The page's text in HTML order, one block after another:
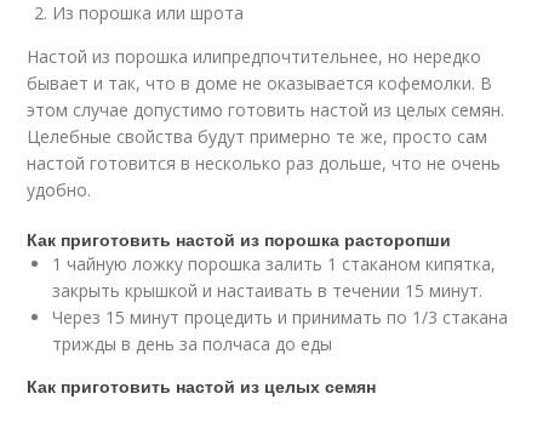
Из порошка или шрота
Настой из порошка илипредпочтительнее, но нередко
бывает и так, что в доме не оказывается кофемолки. В
этом случае допустимо готовить настой из целых семян.
Целебные свойства будут примерно те же, просто сам
настой готовится в несколько раз дольше, что не очень
удобно.
Как приготовить настой из порошка расторопши
1 чайную ложку порошка залить 1 стаканом кипятка,
закрыть крышкой и настаивать в течении 15 минут.
Через 15 минут процедить и принимать по 1/3 стакана
трижды в день за полчаса до еды
Как приготовить настой из целых семян